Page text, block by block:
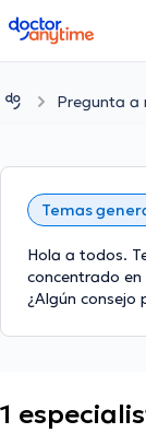
doctoranytime
Pregunta a
Temas
Hola a todos.
concentrado
¿Algún consejo
1